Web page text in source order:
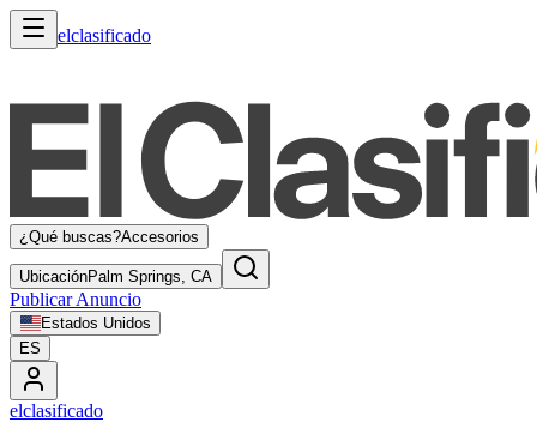
elclasificado
¿Qué buscas?Accesorios
UbicaciónPalm Springs, CA
Publicar Anuncio
Estados Unidos
ES
elclasificado